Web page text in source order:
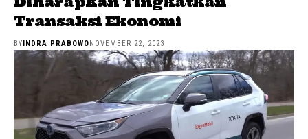
Transaksi Ekonomi
BYINDRA PRABOWONOVEMBER 22, 2023